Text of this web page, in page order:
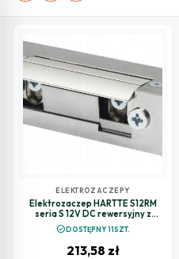
ELEKTROZACZEPY
Elektrozaczep HARTTE S12RM
seria S 12V DC rewersyjny z
monitoringiem
check_circleDOSTĘPNY 11SZT.
213,58 zł